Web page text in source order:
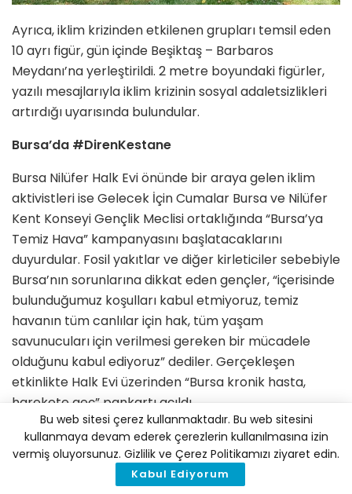
Ayrıca, iklim krizinden etkilenen grupları temsil eden
10 ayrı figür, gün içinde Beşiktaş – Barbaros
Meydanı’na yerleştirildi. 2 metre boyundaki figürler,
yazılı mesajlarıyla iklim krizinin sosyal adaletsizlikleri
artırdığı uyarısında bulundular.
Bursa’da #DirenKestane
Bursa Nilüfer Halk Evi önünde bir araya gelen iklim
aktivistleri ise Gelecek İçin Cumalar Bursa ve Nilüfer
Kent Konseyi Gençlik Meclisi ortaklığında “Bursa’ya
Temiz Hava” kampanyasını başlatacaklarını
duyurdular. Fosil yakıtlar ve diğer kirleticiler sebebiyle
Bursa’nın sorunlarına dikkat eden gençler, “içerisinde
bulunduğumuz koşulları kabul etmiyoruz, temiz
havanın tüm canlılar için hak, tüm yaşam
savunucuları için verilmesi gereken bir mücadele
olduğunu kabul ediyoruz” dediler. Gerçekleşen
etkinlikte Halk Evi üzerinden “Bursa kronik hasta,
harekete geç” pankartı açıldı.
Gün içinde ayrıca Tekirdağ ve İzmir’de “iklimi değil
sistemi değiştir” ve “şirketleri değil gezegeni kurtar”
sloganlarıyla basın açıklamaları gerçekleştirildi.
Bu web sitesi çerez kullanmaktadır. Bu web sitesini
kullanmaya devam ederek çerezlerin kullanılmasına izin
vermiş oluyorsunuz. Gizlilik ve Çerez Politikamızı ziyaret edin.
Kabul Ediyorum